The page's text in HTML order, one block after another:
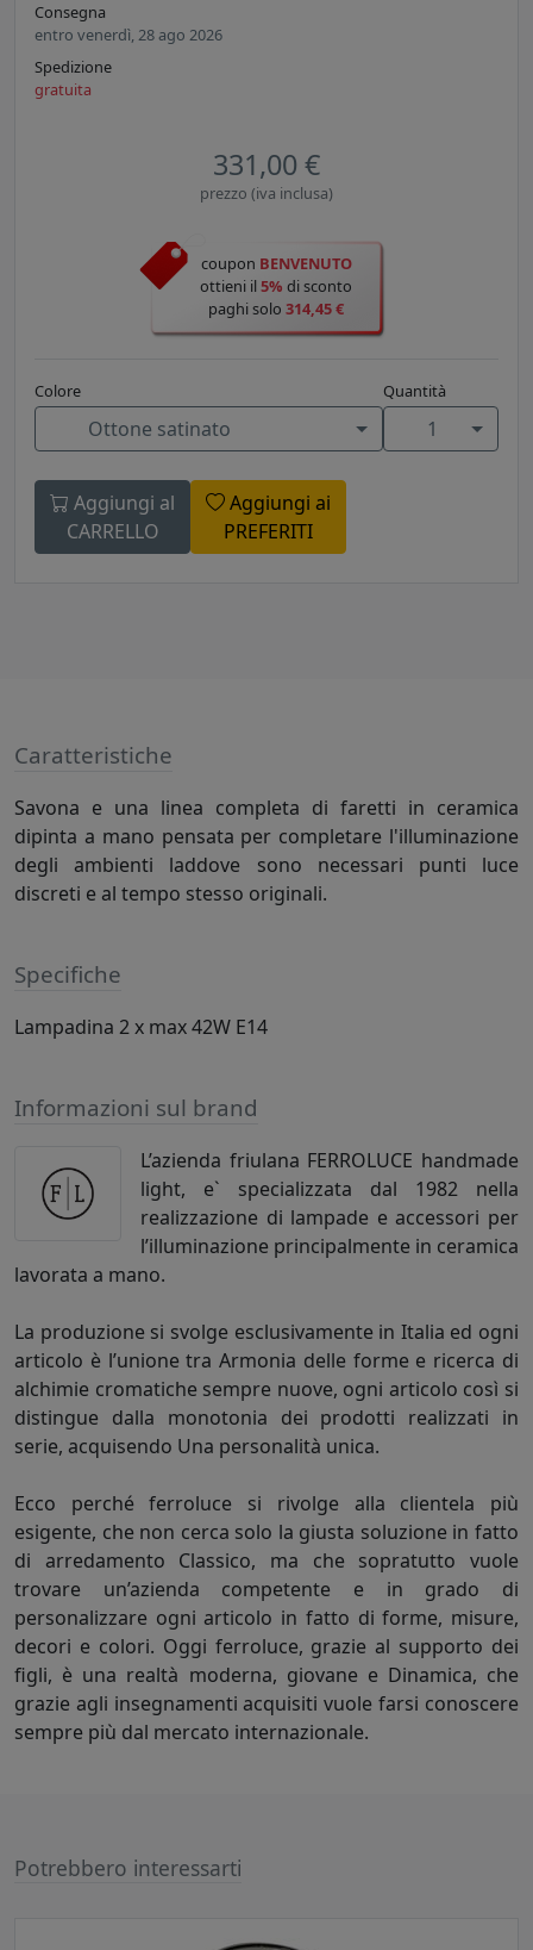
Consegna
entro venerdì, 28 ago 2026
Spedizione
gratuita
331,00 €
prezzo (iva inclusa)
coupon BENVENUTO
ottieni il5% di sconto
paghi solo 314,45 €
Colore
Ottone satinato
Quantità
1
Aggiungi al
CARRELLO
Aggiungi ai
PREFERITI
Caratteristiche
Savona e una linea completa di faretti in ceramica
dipinta a mano pensata per completare l'illuminazione
degli ambienti laddove sono necessari punti luce
discreti e al tempo stesso originali.
Specifiche
Lampadina 2 x max 42W E14
Informazioni sul brand
L’azienda friulana FERROLUCE handmade
light, e` specializzata dal 1982 nella
realizzazione di lampade e accessori per
l’illuminazione principalmente in ceramica
lavorata a mano.
La produzione si svolge esclusivamente in Italia ed ogni
articolo è l’unione tra Armonia delle forme e ricerca di
alchimie cromatiche sempre nuove, ogni articolo così si
distingue dalla monotonia dei prodotti realizzati in
serie, acquisendo Una personalità unica.
Ecco perché ferroluce si rivolge alla clientela più
esigente, che non cerca solo la giusta soluzione in fatto
di arredamento Classico, ma che sopratutto vuole
trovare un’azienda competente e in grado di
personalizzare ogni articolo in fatto di forme, misure,
decori e colori. Oggi ferroluce, grazie al supporto dei
figli, è una realtà moderna, giovane e Dinamica, che
grazie agli insegnamenti acquisiti vuole farsi conoscere
sempre più dal mercato internazionale.
Potrebbero interessarti